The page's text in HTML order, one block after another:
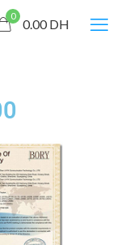
0
0.00DH